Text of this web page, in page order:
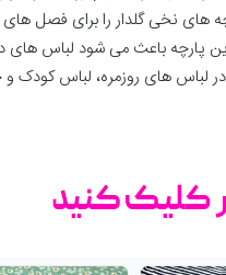
نخی گلدار را برای فصل های
پارچه باعث می شود لباس
در لباس های روزمره، لباس کودک